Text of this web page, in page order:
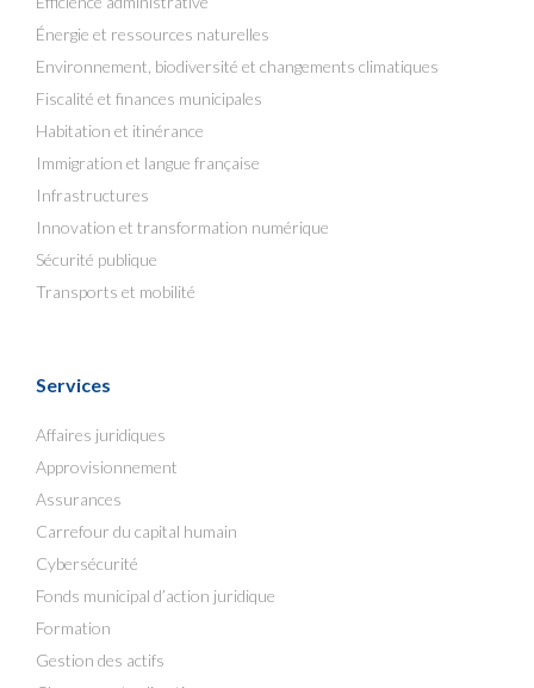
Énergie et ressources naturelles
Environnement, biodiversité et changements climatiques
Fiscalité et finances municipales
Habitation et itinérance
Immigration et langue française
Infrastructures
Innovation et transformation numérique
Sécurité publique
Transports et mobilité
Services
Affaires juridiques
Approvisionnement
Assurances
Carrefour du capital humain
Cybersécurité
Fonds municipal d’action juridique
Formation
Gestion des actifs